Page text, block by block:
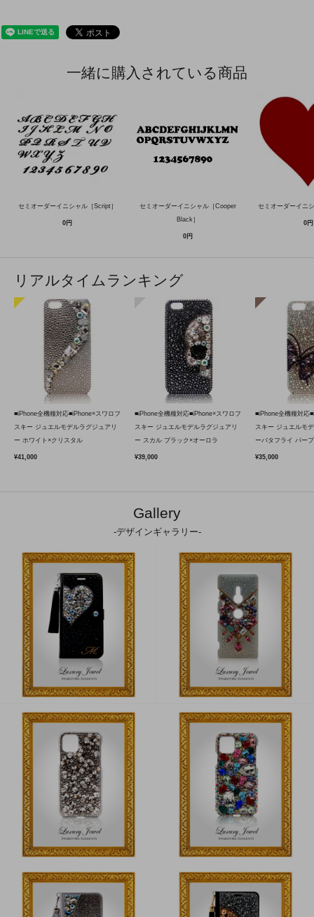
一緒に購入されている商品
セミオーダーイニシャル［Script］
0円
セミオーダーイニシャル［Cooper
Black］
0円
セミオーダーイニ
0円
リアルタイムランキング
■iPhone全機種対応■iPhone×スワロフ
スキー ジュエルモデルラグジュアリ
ー ホワイト×クリスタル
¥41,000
■iPhone全機種対応■iPhone×スワロフ
スキー ジュエルモデルラグジュアリ
ー スカル ブラック×オーロラ
¥39,000
■iPhone全機種対応
スキー ジュエルモ
ーバタフライ パー
¥35,000
Gallery
-デザインギャラリー-